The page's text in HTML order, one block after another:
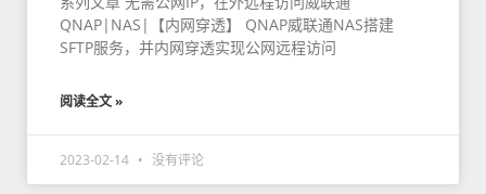
QNAP|NAS|【内网穿透】 QNAP威联通NAS搭建
SFTP服务，并内网穿透实现公网远程访问
阅读全文 »
2023-02-14 没有评论